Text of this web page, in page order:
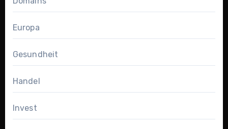
Europa
Gesundheit
Handel
Invest